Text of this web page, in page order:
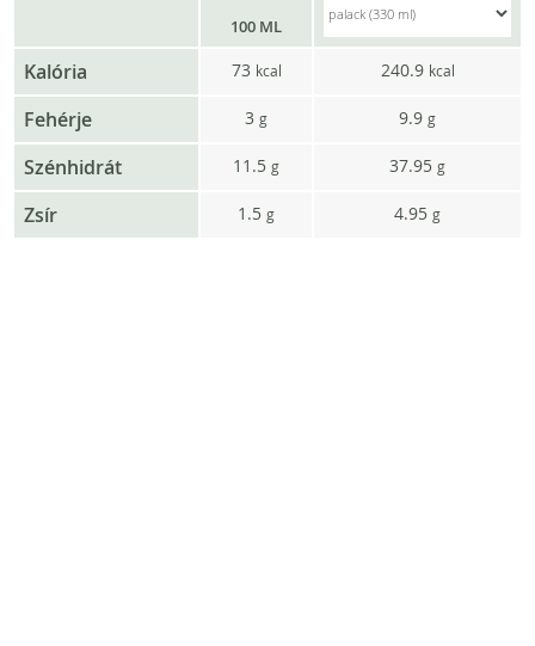
100 ML
Kalória 73 kcal 240.9 kcal
Fehérje 3 g 9.9 g
Szénhidrát 11.5 g 37.95 g
Zsír 1.5 g 4.95 g